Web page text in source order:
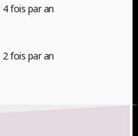
fois par an
fois par an